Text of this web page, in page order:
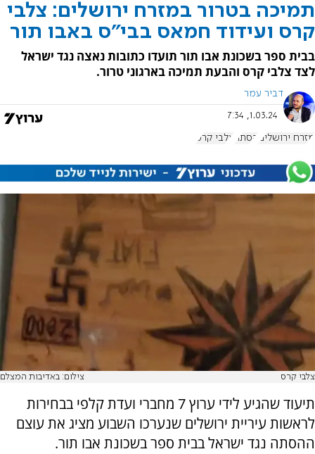
תמיכה בטרור במזרח ירושלים: צלבי
קרס ועידוד חמאס בבי"ס באבו תור
בבית ספר בשכונת אבו תור תועדו כתובות נאצה נגד ישראל
לצד צלבי קרס והבעת תמיכה בארגוני טרור.
דביר עמר
1.03.24, 7:34
מזרח ירושלים הסתה צלבי קרס
צלבי קרס צילום: באדיבות המצלם
תיעוד שהגיע לידי ערוץ 7 מחברי ועדת קלפי בבחירות
לראשות עיריית ירושלים שנערכו השבוע מציג את עוצם
ההסתה נגד ישראל בבית ספר בשכונת אבו תור.